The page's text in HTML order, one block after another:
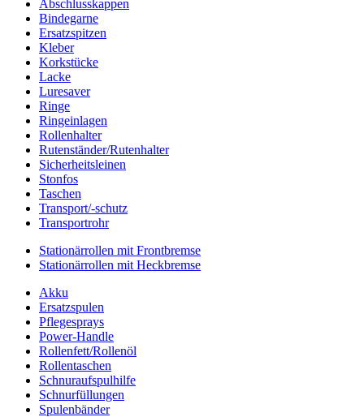
Abschlusskappen
Bindegarne
Ersatzspitzen
Kleber
Korkstücke
Lacke
Luresaver
Ringe
Ringeinlagen
Rollenhalter
Rutenständer/Rutenhalter
Sicherheitsleinen
Stonfos
Taschen
Transport/-schutz
Transportrohr
Stationärrollen mit Frontbremse
Stationärrollen mit Heckbremse
Akku
Ersatzspulen
Pflegesprays
Power-Handle
Rollenfett/Rollenöl
Rollentaschen
Schnuraufspulhilfe
Schnurfüllungen
Spulenbänder